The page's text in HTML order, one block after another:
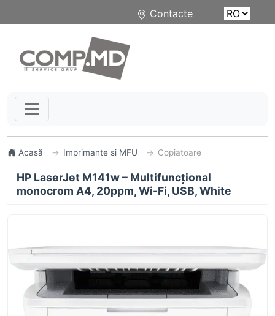
Contacte
Acasă Imprimante si MFU Copiatoare
HP LaserJet M141w – Multifuncțional
monocrom A4, 20ppm, Wi-Fi, USB, White